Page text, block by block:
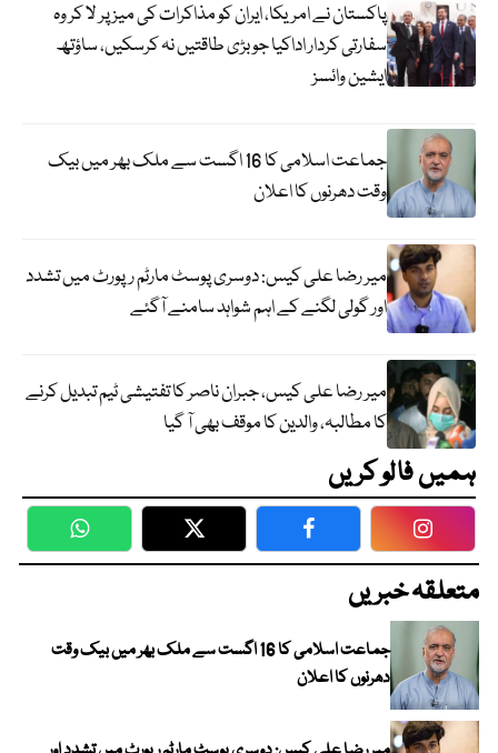
پاکستان نے امریکا، ایران کو مذاکرات کی میز پر لا کر وہ
سفارتی کردار اداکیا جو بڑی طاقتیں نہ کرسکیں، ساؤتھ
ایشین وائسز
جماعت اسلامی کا 16 اگست سے ملک بھر میں بیک
وقت دھرنوں کا اعلان
میر رضا علی کیس: دوسری پوسٹ مارٹم رپورٹ میں تشدد
اور گولی لگنے کے اہم شواہد سامنے آگئے
میر رضا علی کیس، جبران ناصر کا تفتیشی ٹیم تبدیل کرنے
کا مطالبہ، والدین کا موقف بھی آ گیا
ہمیں فالو کریں
WhatsApp Twitter Facebook
متعلقہ خبریں
جماعت اسلامی کا 16 اگست سے ملک بھر میں بیک وقت
دھرنوں کا اعلان